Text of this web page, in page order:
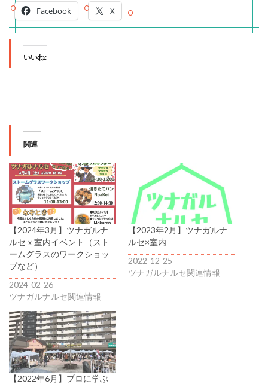
Facebook X
いいね:
関連
【2024年3月】ツナガルナ
ルセｘ室内イベント（スト
ームグラスのワークショッ
プなど）
2024-02-26
ツナガルナルセ関連情報
【2023年2月】ツナガルナ
ルセ×室内
2022-12-25
ツナガルナルセ関連情報
【2022年6月】プロに学ぶ